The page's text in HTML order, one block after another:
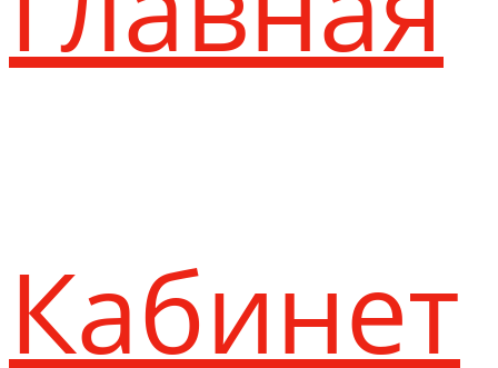
Кабинет